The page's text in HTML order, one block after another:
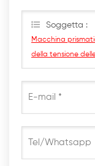
Soggetta :
Macchina
della tensione